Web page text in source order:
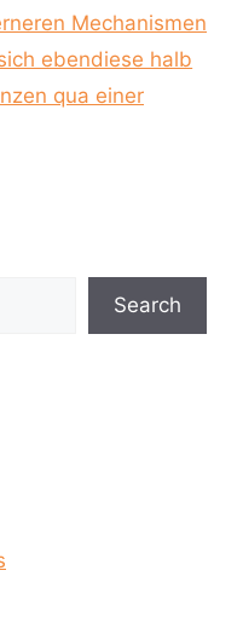
Mechanismen
ebendiese halb
qua einer
Search